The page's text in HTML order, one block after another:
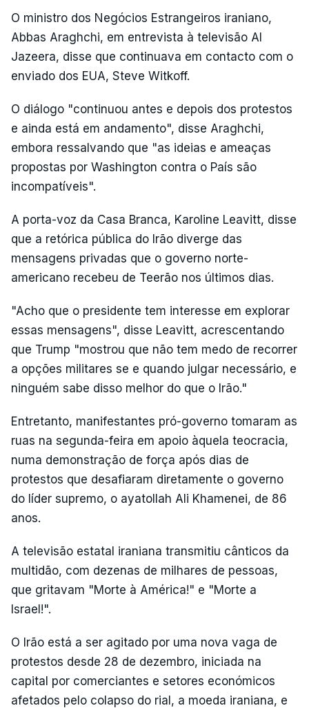
O ministro dos Negócios Estrangeiros iraniano,
Abbas Araghchi, em entrevista à televisão Al
Jazeera, disse que continuava em contacto com o
enviado dos EUA, Steve Witkoff.
O diálogo "continuou antes e depois dos protestos
e ainda está em andamento", disse Araghchi,
embora ressalvando que "as ideias e ameaças
propostas por Washington contra o País são
incompatíveis".
A porta-voz da Casa Branca, Karoline Leavitt, disse
que a retórica pública do Irão diverge das
mensagens privadas que o governo norte-
americano recebeu de Teerão nos últimos dias.
"Acho que o presidente tem interesse em explorar
essas mensagens", disse Leavitt, acrescentando
que Trump "mostrou que não tem medo de recorrer
a opções militares se e quando julgar necessário, e
ninguém sabe disso melhor do que o Irão."
Entretanto, manifestantes pró-governo tomaram as
ruas na segunda-feira em apoio àquela teocracia,
numa demonstração de força após dias de
protestos que desafiaram diretamente o governo
do líder supremo, o ayatollah Ali Khamenei, de 86
anos.
A televisão estatal iraniana transmitiu cânticos da
multidão, com dezenas de milhares de pessoas,
que gritavam "Morte à América!" e "Morte a
Israel!".
O Irão está a ser agitado por uma nova vaga de
protestos desde 28 de dezembro, iniciada na
capital por comerciantes e setores económicos
afetados pelo colapso do rial, a moeda iraniana, e